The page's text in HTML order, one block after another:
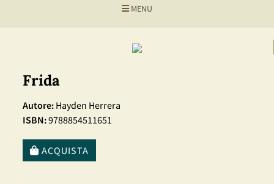
MENU
Frida
Autore: Hayden Herrera
ISBN:9788854511651
ACQUISTA